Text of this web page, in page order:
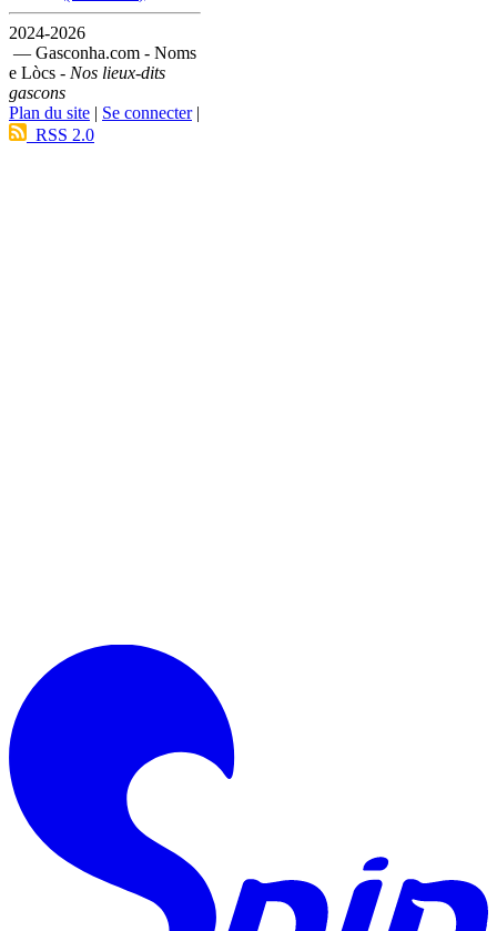
2024-2026
— Gasconha.com - Noms
e Lòcs - Nos lieux-dits
gascons
Plan du site | Se connecter|
RSS 2.0